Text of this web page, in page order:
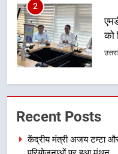
3
4
Recent Posts
केंद्रीय मंत्री अजय टम्टा